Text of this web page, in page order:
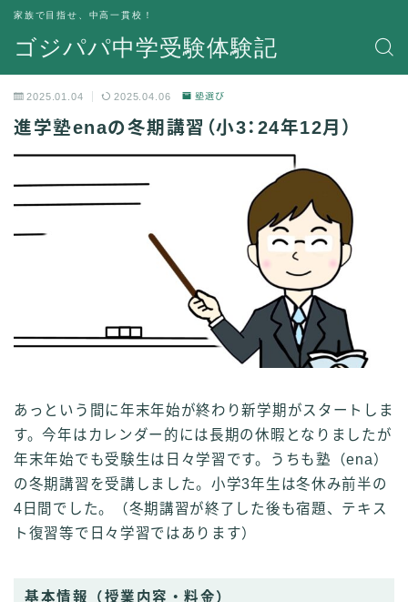
ゴジパパ中学受験体験記
家族で目指せ、中高一貫校！
2025.01.04 2025.04.06 塾選び
進学塾enaの冬期講習（小3：24年12月）
あっという間に年末年始が終わり新学期がスタートしま
す。今年はカレンダー的には長期の休暇となりましたが
年末年始でも受験生は日々学習です。うちも塾（ena）
の冬期講習を受講しました。小学3年生は冬休み前半の
4日間でした。（冬期講習が終了した後も宿題、テキス
ト復習等で日々学習ではあります）
基本情報（授業内容・料金）